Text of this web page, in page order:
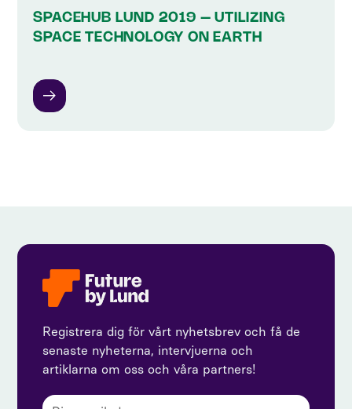
SPACEHUB LUND 2019 – UTILIZING
SPACE TECHNOLOGY ON EARTH
Registrera dig för vårt nyhetsbrev och få de
senaste nyheterna, intervjuerna och
artiklarna om oss och våra partners!